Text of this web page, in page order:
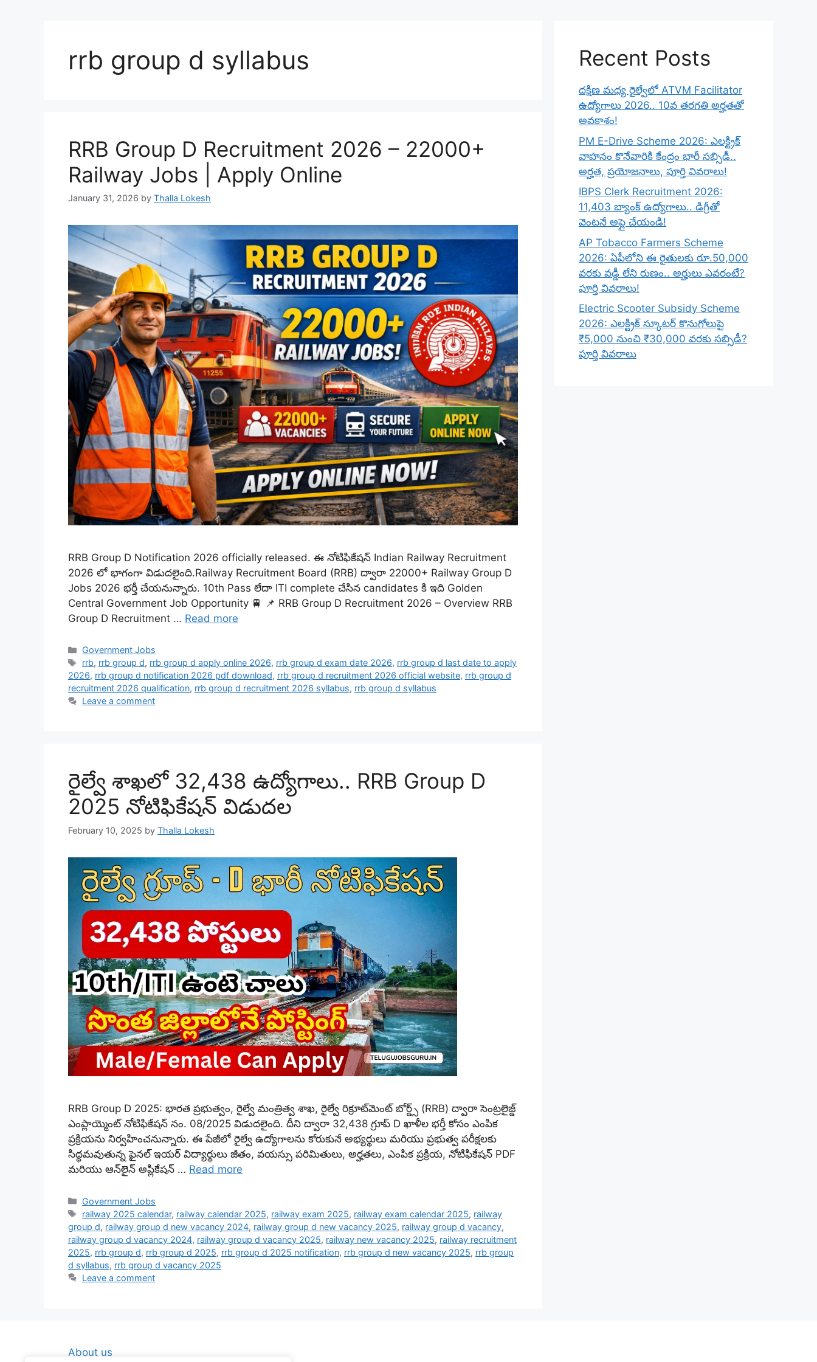
rrb group d syllabus
RRB Group D Recruitment 2026 – 22000+
Railway Jobs | Apply Online
January 31, 2026 by Thalla Lokesh
RRB Group D Notification 2026 officially released. ఈ నోటిఫికేషన్ Indian Railway Recruitment
2026 లో భాగంగా విడుదలైంది.Railway Recruitment Board (RRB) ద్వారా 22000+ Railway Group D
Jobs 2026 భర్తీ చేయనున్నారు. 10th Pass లేదా ITI complete చేసిన candidates కి ఇది Golden
Central Government Job Opportunity 🚆 📌 RRB Group D Recruitment 2026 – Overview RRB
Group D Recruitment … Read more
Categories
Government Jobs
Tags
rrb, rrb group d, rrb group d apply online 2026, rrb group d exam date 2026, rrb group d last date to apply
2026, rrb group d notification 2026 pdf download, rrb group d recruitment 2026 official website, rrb group d
recruitment 2026 qualification, rrb group d recruitment 2026 syllabus, rrb group d syllabus
Leave a comment
రైల్వే శాఖలో 32,438 ఉద్యోగాలు.. RRB Group D
2025 నోటిఫికేషన్‌ విడుదల
February 10, 2025 by Thalla Lokesh
RRB Group D 2025: భారత ప్రభుత్వం, రైల్వే మంత్రిత్వ శాఖ, రైల్వే రిక్రూట్‌మెంట్ బోర్డ్స్ (RRB) ద్వారా సెంట్రలైజ్డ్
ఎంప్లాయ్మెంట్ నోటిఫికేషన్ నం. 08/2025 విడుదలైంది. దీని ద్వారా 32,438 గ్రూప్ D ఖాళీల భర్తీ కోసం ఎంపిక
ప్రక్రియను నిర్వహించనున్నారు. ఈ పేజీలో రైల్వే ఉద్యోగాలను కోరుకునే అభ్యర్థులు మరియు ప్రభుత్వ పరీక్షలకు
సిద్ధమవుతున్న ఫైనల్ ఇయర్ విద్యార్థులు జీతం, వయస్సు పరిమితులు, అర్హతలు, ఎంపిక ప్రక్రియ, నోటిఫికేషన్ PDF
మరియు ఆన్‌లైన్ అప్లికేషన్ … Read more
Categories
Government Jobs
Tags
railway 2025 calendar, railway calendar 2025, railway exam 2025, railway exam calendar 2025, railway
group d, railway group d new vacancy 2024, railway group d new vacancy 2025, railway group d vacancy,
railway group d vacancy 2024, railway group d vacancy 2025, railway new vacancy 2025, railway recruitment
2025, rrb group d, rrb group d 2025, rrb group d 2025 notification, rrb group d new vacancy 2025, rrb group
d syllabus, rrb group d vacancy 2025
Leave a comment
Recent Posts
దక్షిణ మధ్య రైల్వేలో ATVM Facilitator
ఉద్యోగాలు 2026.. 10వ తరగతి అర్హతతో
అవకాశం!
PM E-Drive Scheme 2026: ఎలక్ట్రిక్
వాహనం కొనేవారికి కేంద్రం భారీ సబ్సిడీ..
అర్హత, ప్రయోజనాలు, పూర్తి వివరాలు!
IBPS Clerk Recruitment 2026:
11,403 బ్యాంక్ ఉద్యోగాలు.. డిగ్రీతో
వెంటనే అప్లై చేయండి!
AP Tobacco Farmers Scheme
2026: ఏపీలోని ఈ రైతులకు రూ.50,000
వరకు వడ్డీ లేని రుణం.. అర్హులు ఎవరంటే?
పూర్తి వివరాలు!
Electric Scooter Subsidy Scheme
2026: ఎలక్ట్రిక్ స్కూటర్ కొనుగోలుపై
₹5,000 నుంచి ₹30,000 వరకు సబ్సిడీ?
పూర్తి వివరాలు
About us